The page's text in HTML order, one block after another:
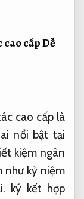
cấpDễ
cao cấp là
nổi bật tại
kiệm ngân
như kỷ niệm
ký kết hợp